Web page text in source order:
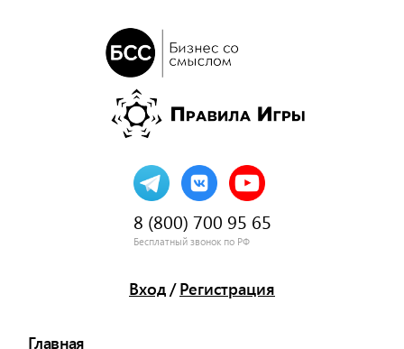
8 (800) 700 95 65
Бесплатный звонок по РФ
Вход/ Регистрация
Главная